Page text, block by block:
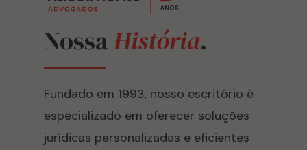
NossaHistória.
Fundado em 1993, nosso escritório é
especializado em oferecer soluções
jurídicas personalizadas e eficientes